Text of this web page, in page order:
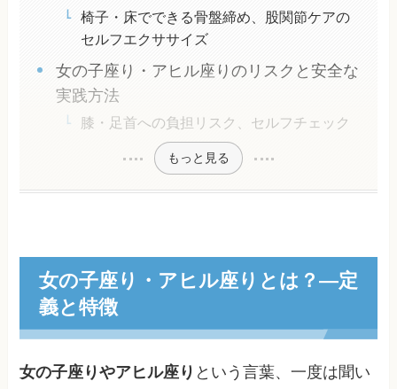
椅子・床でできる骨盤締め、股関節ケアの
セルフエクササイズ
女の子座り・アヒル座りのリスクと安全な
実践方法
膝・足首への負担リスク、セルフチェック
もっと見る
女の子座り・アヒル座りとは？―定
義と特徴
女の子座りやアヒル座り という言葉、一度は聞い